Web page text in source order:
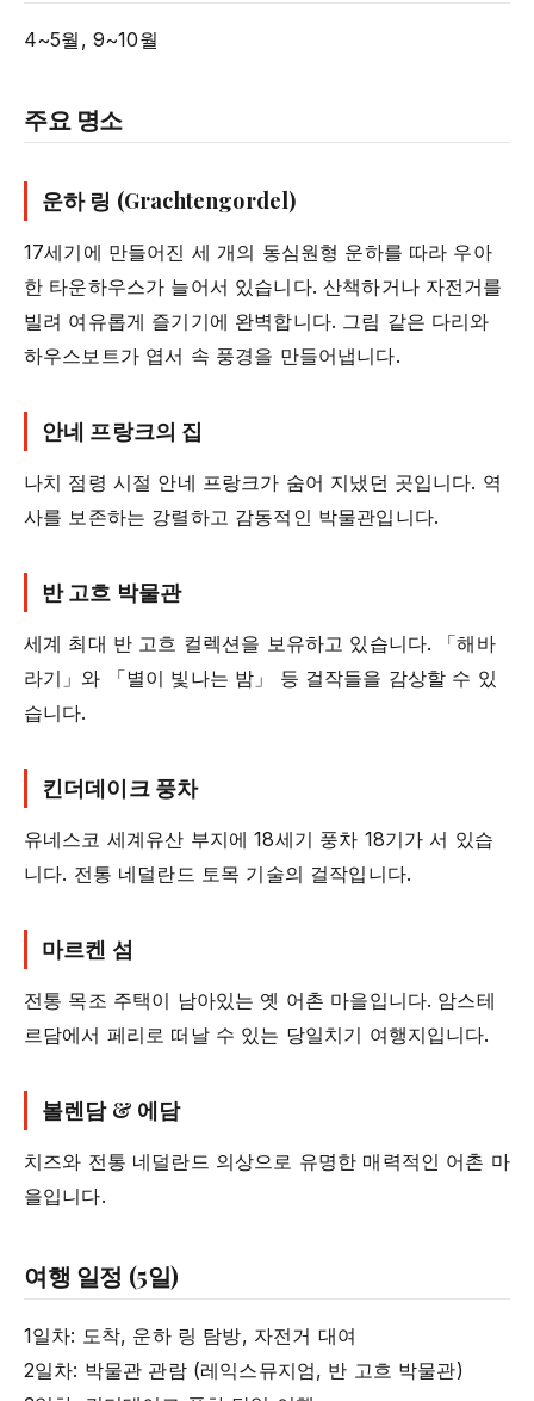
4~5월, 9~10월
주요 명소
운하 링 (Grachtengordel)
17세기에 만들어진 세 개의 동심원형 운하를 따라 우아
한 타운하우스가 늘어서 있습니다. 산책하거나 자전거를
빌려 여유롭게 즐기기에 완벽합니다. 그림 같은 다리와
하우스보트가 엽서 속 풍경을 만들어냅니다.
안네 프랑크의 집
나치 점령 시절 안네 프랑크가 숨어 지냈던 곳입니다. 역
사를 보존하는 강렬하고 감동적인 박물관입니다.
반 고흐 박물관
세계 최대 반 고흐 컬렉션을 보유하고 있습니다. 「해바
라기」와 「별이 빛나는 밤」 등 걸작들을 감상할 수 있
습니다.
킨더데이크 풍차
유네스코 세계유산 부지에 18세기 풍차 18기가 서 있습
니다. 전통 네덜란드 토목 기술의 걸작입니다.
마르켄 섬
전통 목조 주택이 남아있는 옛 어촌 마을입니다. 암스테
르담에서 페리로 떠날 수 있는 당일치기 여행지입니다.
볼렌담 & 에담
치즈와 전통 네덜란드 의상으로 유명한 매력적인 어촌 마
을입니다.
여행 일정 (5일)
1일차: 도착, 운하 링 탐방, 자전거 대여
2일차: 박물관 관람 (레익스뮤지엄, 반 고흐 박물관)